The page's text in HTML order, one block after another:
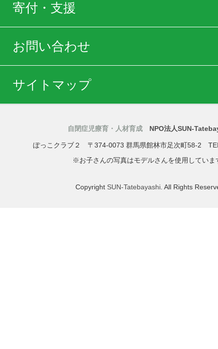
寄付・支援
お問い合わせ
サイトマップ
自閉症児療育・人材育成 NPO法人SUN-
ぽっこクラブ２ 〒374-0073 群馬県館林市足次町58-2
※お子さんの写真はモデルさんを使用していま
Copyright SUN-Tatebayashi. All Rights